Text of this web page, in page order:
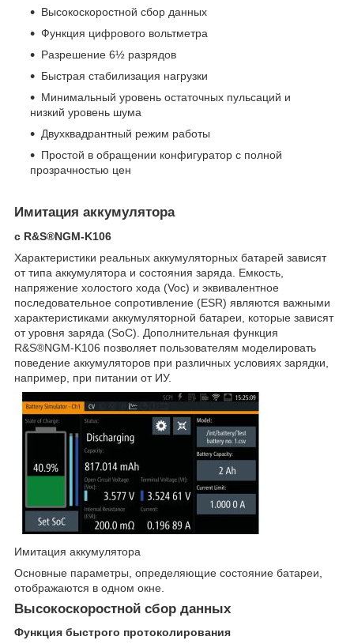
Высокоскоростной сбор данных
Функция цифрового вольтметра
Разрешение 6½ разрядов
Быстрая стабилизация нагрузки
Минимальный уровень остаточных пульсаций и
низкий уровень шума
Двухквадрантный режим работы
Простой в обращении конфигуратор с полной
прозрачностью цен
Имитация аккумулятора
с R&S®NGM-K106
Характеристики реальных аккумуляторных батарей зависят
от типа аккумулятора и состояния заряда. Емкость,
напряжение холостого хода (Voc) и эквивалентное
последовательное сопротивление (ESR) являются важными
характеристиками аккумуляторной батареи, которые зависят
от уровня заряда (SoC). Дополнительная функция
R&S®NGM-K106 позволяет пользователям моделировать
поведение аккумуляторов при различных условиях зарядки,
например, при питании от ИУ.
Имитация аккумулятора
Основные параметры, определяющие состояние батареи,
отображаются в одном окне.
Высокоскоростной сбор данных
Функция быстрого протоколирования